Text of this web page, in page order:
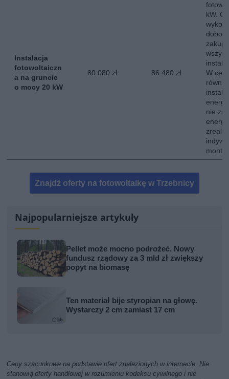
Instalacja
fotowoltaiczn
a na gruncie
o mocy 20 kW
80 080 zł 86 480 zł
kW.
W
nie
Znajdź oferty na fotowoltaikę w Trzebnicy
Najpopularniejsze artykuły
Pellet może mocno podrożeć. Nowy
fundusz rządowy za 3 mld zł zwiększy
popyt na biomasę
Ten materiał bije styropian na głowę.
Wystarczy 2 cm zamiast 17 cm
Ceny szacunkowe na podstawie ofert znalezionych w internecie. Nie
stanowią oferty handlowej w rozumieniu kodeksu cywilnego i nie